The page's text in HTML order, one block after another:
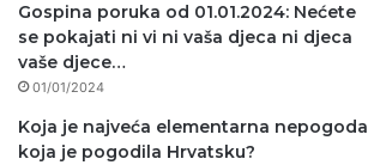
Gospina poruka od 01.01.2024: Nećete
se pokajati ni vi ni vaša djeca ni djeca
vaše djece…
01/01/2024
Koja je najveća elementarna nepogoda
koja je pogodila Hrvatsku?